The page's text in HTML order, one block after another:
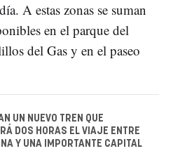
A estas zonas se suman
en el parque del
del Gas y en el paseo
UN NUEVO TREN QUE
DOS HORAS EL VIAJE ENTRE
Y UNA IMPORTANTE CAPITAL